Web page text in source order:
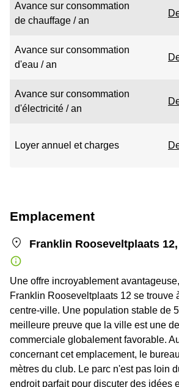
Avance sur consommation
de chauffage / an
Avance sur consommation
d'eau / an
Avance sur consommation
d'électricité / an
Loyer annuel et charges
Emplacement
Franklin Rooseveltplaats
Une offre incroyablement
Franklin Rooseveltplaats 12 se trouve
centre-ville. Une population stable de
meilleure preuve que la ville est une
commerciale globalement favorable.
concernant cet emplacement, le
mètres du club. Le parc n'est pas loin
endroit parfait pour discuter des idées